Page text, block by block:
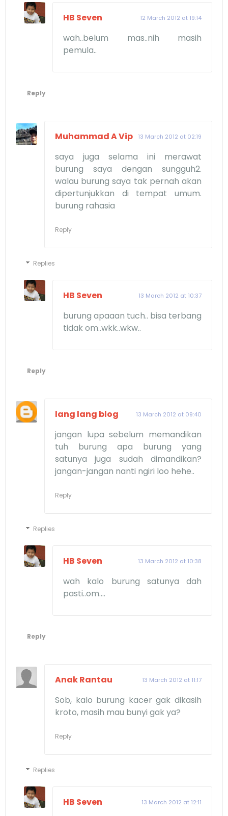
HB Seven 12 March 2012 at 19:14
wah..belum mas..nih masih
pemula..
Reply
Muhammad A Vip 13 March 2012 at 02:19
saya juga selama ini merawat
burung saya dengan sungguh2.
walau burung saya tak pernah akan
dipertunjukkan di tempat umum.
burung rahasia
Reply
Replies
HB Seven 13 March 2012 at 10:37
burung apaaan tuch.. bisa terbang
tidak om..wkk..wkw..
Reply
lang lang blog 13 March 2012 at 09:40
jangan lupa sebelum memandikan
tuh burung apa burung yang
satunya juga sudah dimandikan?
jangan-jangan nanti ngiri loo hehe..
Reply
Replies
HB Seven 13 March 2012 at 10:38
wah kalo burung satunya dah
pasti..om....
Reply
Anak Rantau 13 March 2012 at 11:17
Sob, kalo burung kacer gak dikasih
kroto, masih mau bunyi gak ya?
Reply
Replies
HB Seven 13 March 2012 at 12:11